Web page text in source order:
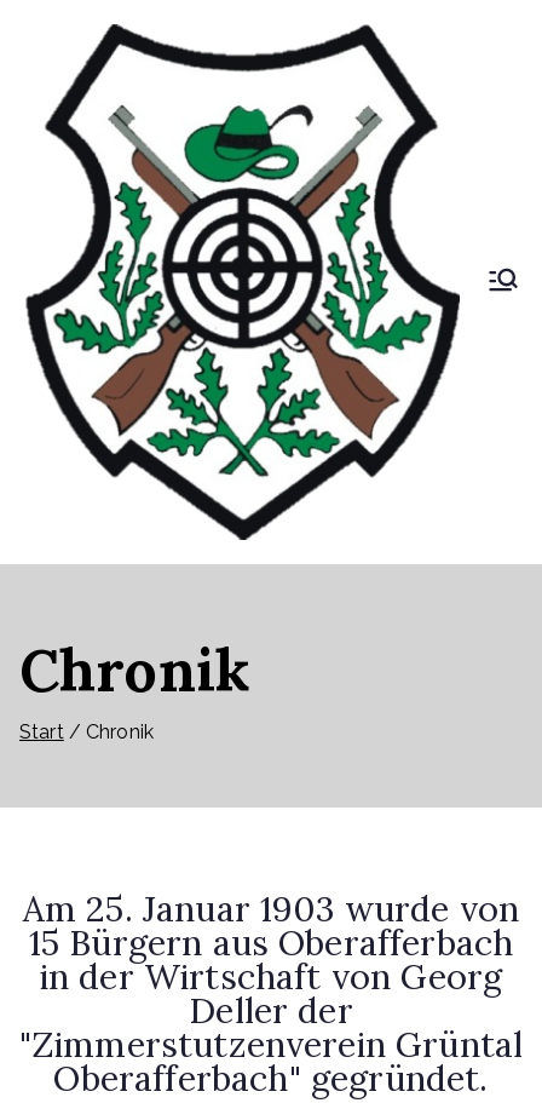
Chronik
Start Chronik
Am 25. Januar 1903 wurde von
15 Bürgern aus Oberafferbach
in der Wirtschaft von Georg
Deller der
"Zimmerstutzenverein Grüntal
Oberafferbach" gegründet.